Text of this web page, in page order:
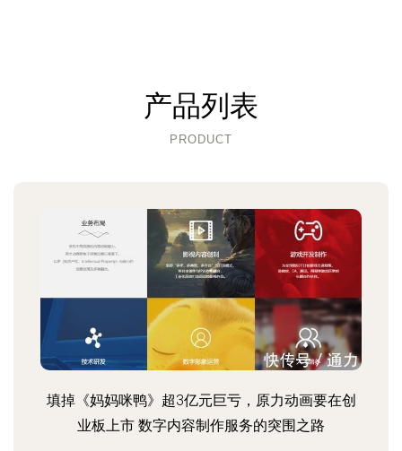
产品列表
PRODUCT
填掉《妈妈咪鸭》超3亿元巨亏，原力动画要在创
业板上市 数字内容制作服务的突围之路